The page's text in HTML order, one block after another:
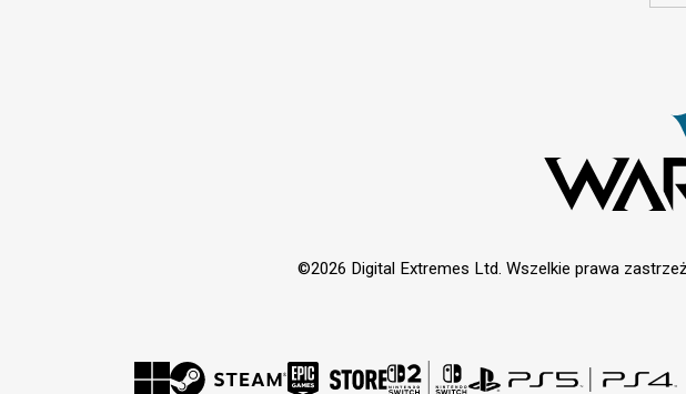
©2026 Digital Extremes Ltd. Wszelkie prawa